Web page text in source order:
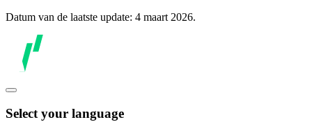
Datum van de laatste update: 4 maart 2026.
Select your language